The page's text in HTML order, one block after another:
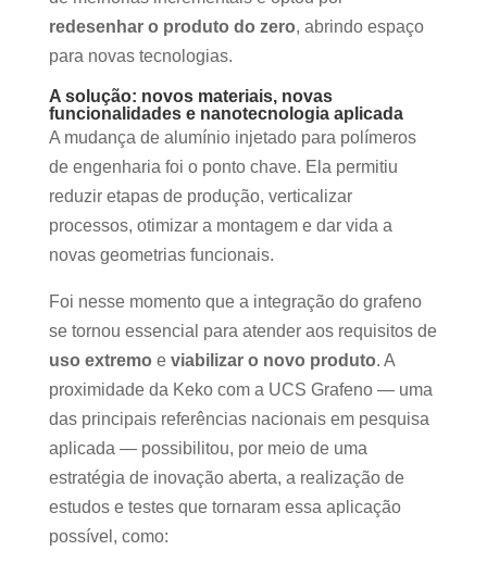
redesenhar o produto do zero, abrindo espaço
para novas tecnologias.
A solução: novos materiais, novas
funcionalidades e nanotecnologia aplicada
A mudança de alumínio injetado para polímeros
de engenharia foi o ponto chave. Ela permitiu
reduzir etapas de produção, verticalizar
processos, otimizar a montagem e dar vida a
novas geometrias funcionais.
Foi nesse momento que a integração do grafeno
se tornou essencial para atender aos requisitos de
uso extremo e viabilizar o novo produto. A
proximidade da Keko com a UCS Grafeno — uma
das principais referências nacionais em pesquisa
aplicada — possibilitou, por meio de uma
estratégia de inovação aberta, a realização de
estudos e testes que tornaram essa aplicação
possível, como: